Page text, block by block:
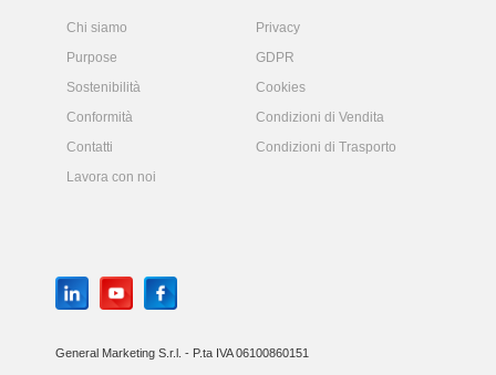
Chi siamo
Privacy
Purpose
GDPR
Sostenibilità
Cookies
Conformità
Condizioni di Vendita
Contatti
Condizioni di Trasporto
Lavora con noi
General Marketing S.r.l. - P.ta IVA 06100860151